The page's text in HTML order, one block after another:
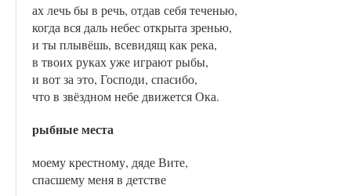
ах лечь бы в речь, отдав себя теченью,
когда вся даль небес открыта зренью,
и ты плывёшь, всевидящ как река,
в твоих руках уже играют рыбы,
и вот за это, Господи, спасибо,
что в звёздном небе движется Ока.
рыбные места
моему крестному, дяде Вите,
спасшему меня в детстве